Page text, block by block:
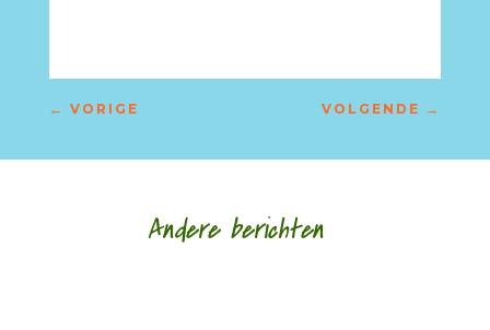
← VORIGE VOLGENDE →
Andere berichten